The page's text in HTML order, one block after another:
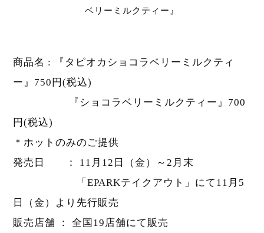
ベリーミルクティー』
商品名 : 『タピオカショコラベリーミルクティ
ー』750円(税込)
『ショコラベリーミルクティー』700
円(税込)
＊ホットのみのご提供
発売日 ： 11月12日（金）～2月末
「EPARKテイクアウト」にて11月5
日（金）より先行販売
販売店舗 ： 全国19店舗にて販売